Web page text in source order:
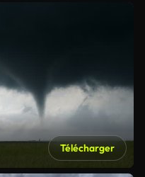
Télécharger